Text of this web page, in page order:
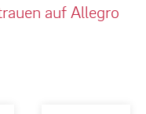
auf Allegro